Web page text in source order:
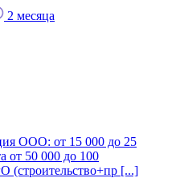
2 месяца
ООО: от 15 000 до 25
от 50 000 до 100
(строительство+пр [...]